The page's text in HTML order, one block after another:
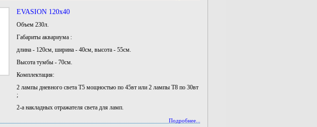
EVASION 120х40
Объем 230л.
Габариты аквариума :
длина - 120см, ширина - 40см, высота - 55см.
Высота тумбы - 70см.
Комплектация:
2 лампы дневного света Т5 мощностью по 45вт или 2 лампы T8 по 30вт
;
2-а накладных отражателя света для ламп.
Подробнее...